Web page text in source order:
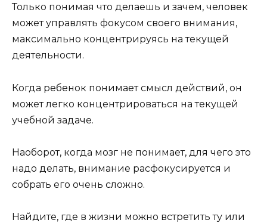
Только понимая что делаешь и зачем, человек
может управлять фокусом своего внимания,
максимально концентрируясь на текущей
деятельности.
Когда ребенок понимает смысл действий, он
может легко концентрироваться на текущей
учебной задаче.
Наоборот, когда мозг не понимает, для чего это
надо делать, внимание расфокусируется и
собрать его очень сложно.
Найдите, где в жизни можно встретить ту или